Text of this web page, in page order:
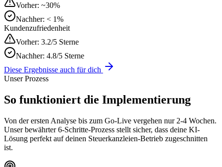
Vorher: ~30%
Nachher: < 1%
Kundenzufriedenheit
Vorher: 3.2/5 Sterne
Nachher: 4.8/5 Sterne
Diese Ergebnisse auch für dich
Unser Prozess
So funktioniert die Implementierung
Von der ersten Analyse bis zum Go-Live vergehen nur 2-4 Wochen.
Unser bewährter 6-Schritte-Prozess stellt sicher, dass deine KI-
Lösung perfekt auf deinen Steuerkanzleien-Betrieb zugeschnitten
ist.